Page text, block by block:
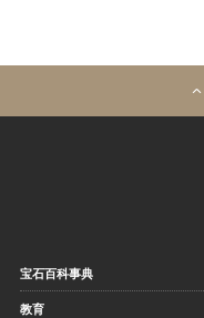
宝石百科事典
教育